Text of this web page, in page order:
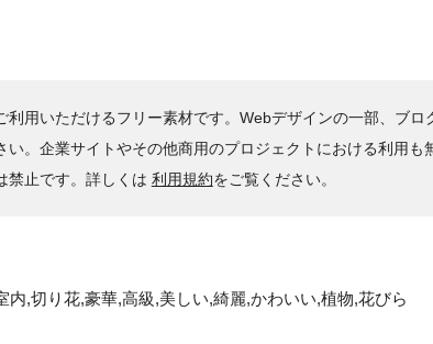
利用いただけるフリー素材です。Webデザインの一部、ブ
。企業サイトやその他商用のプロジェクトにおける利用も
禁止です。詳しくは 利用規約をご覧ください。
内,切り花,豪華,高級,美しい,綺麗,かわいい,植物,花びら